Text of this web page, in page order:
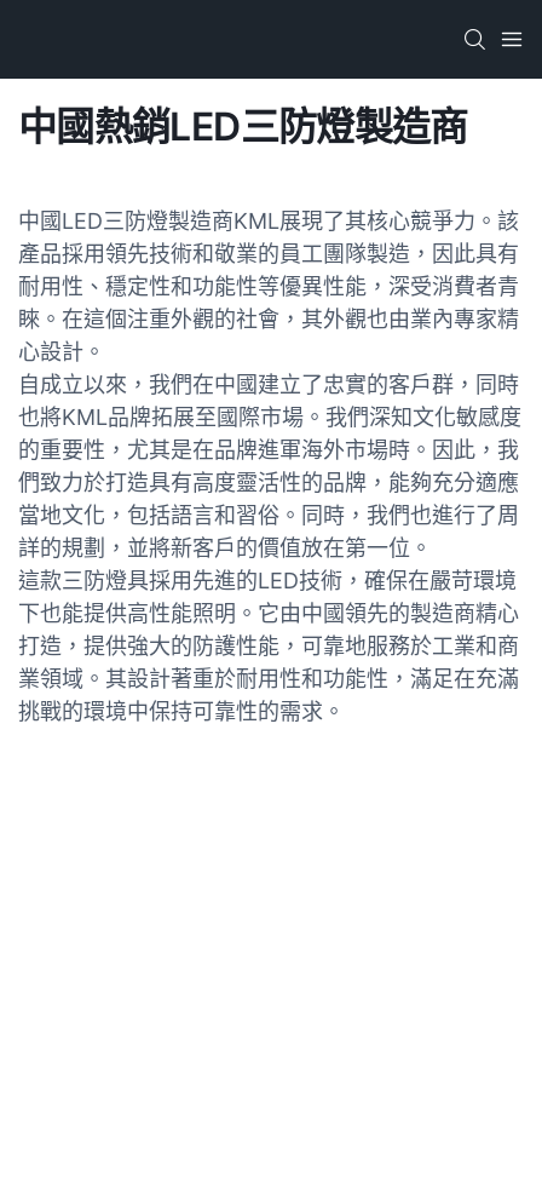
中國熱銷LED三防燈製造商
中國LED三防燈製造商KML展現了其核心競爭力。該
產品採用領先技術和敬業的員工團隊製造，因此具有
耐用性、穩定性和功能性等優異性能，深受消費者青
睞。在這個注重外觀的社會，其外觀也由業內專家精
心設計。
自成立以來，我們在中國建立了忠實的客戶群，同時
也將KML品牌拓展至國際市場。我們深知文化敏感度
的重要性，尤其是在品牌進軍海外市場時。因此，我
們致力於打造具有高度靈活性的品牌，能夠充分適應
當地文化，包括語言和習俗。同時，我們也進行了周
詳的規劃，並將新客戶的價值放在第一位。
這款三防燈具採用先進的LED技術，確保在嚴苛環境
下也能提供高性能照明。它由中國領先的製造商精心
打造，提供強大的防護性能，可靠地服務於工業和商
業領域。其設計著重於耐用性和功能性，滿足在充滿
挑戰的環境中保持可靠性的需求。